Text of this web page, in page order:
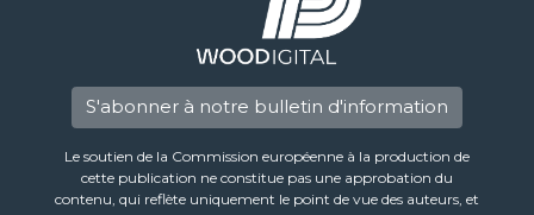
S'abonner à notre bulletin d'information
Le soutien de la Commission européenne à la production de
cette publication ne constitue pas une approbation du
contenu, qui reflète uniquement le point de vue des auteurs, et